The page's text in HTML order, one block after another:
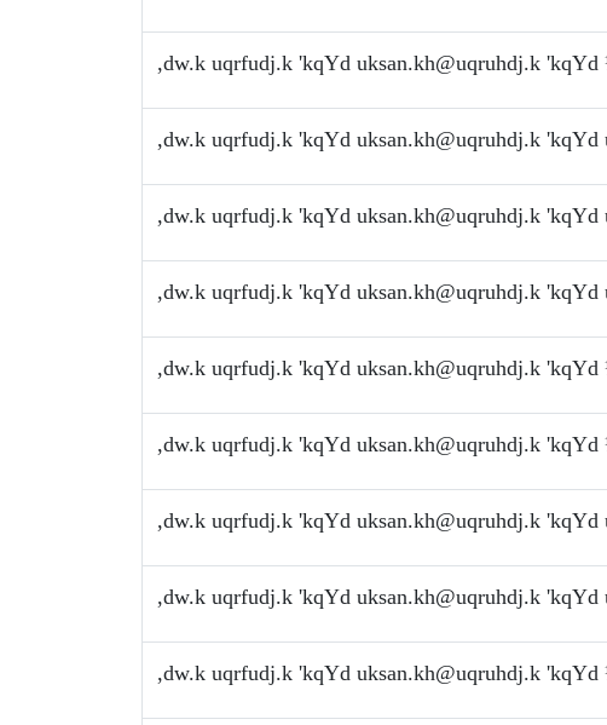
,dw.k uqrfudj.k 'kqYd uksan.kh@uqruhdj.k 'kqYd
,dw.k uqrfudj.k 'kqYd uksan.kh@uqruhdj.k 'kqYd
,dw.k uqrfudj.k 'kqYd uksan.kh@uqruhdj.k 'kqYd
,dw.k uqrfudj.k 'kqYd uksan.kh@uqruhdj.k 'kqYd
,dw.k uqrfudj.k 'kqYd uksan.kh@uqruhdj.k
,dw.k uqrfudj.k 'kqYd uksan.kh@uqruhdj.k 'kqYd
,dw.k uqrfudj.k 'kqYd uksan.kh@uqruhdj.k 'kqYd
,dw.k uqrfudj.k 'kqYd uksan.kh@uqruhdj.k 'kqYd
,dw.k uqrfudj.k 'kqYd uksan.kh@uqruhdj.k 'kqYd